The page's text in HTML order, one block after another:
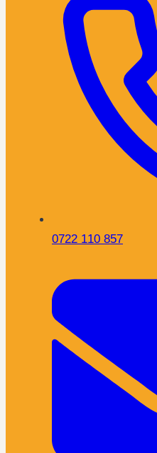
0722 110 857